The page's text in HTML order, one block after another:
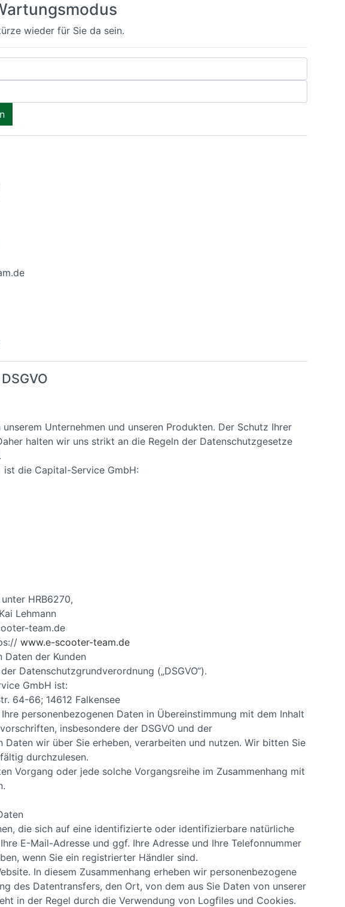
wieder für Sie da sein.
Unternehmen und unseren Produkten. Der Schutz Ihrer
halten wir uns strikt an die Regeln der Datenschutzgesetze
ist die Capital-Service GmbH:
HRB6270,
Lehmann
team.de
www.e-scooter-team.de
der Kunden
Datenschutzgrundverordnung („DSGVO“).
GmbH ist:
64-66; 14612 Falkensee
personenbezogenen Daten in Übereinstimmung mit dem Inhalt
insbesondere der DSGVO und der
wir über Sie erheben, verarbeiten und nutzen. Wir bitten Sie
durchzulesen.
Vorgang oder jede solche Vorgangsreihe im Zusammenhang mit
die sich auf eine identifizierte oder identifizierbare natürliche
E-Mail-Adresse und ggf. Ihre Adresse und Ihre Telefonnummer
wenn Sie ein registrierter Händler sind.
In diesem Zusammenhang erheben wir personenbezogene
des Datentransfers, den Ort, von dem aus Sie Daten von unserer
in der Regel durch die Verwendung von Logfiles und Cookies.